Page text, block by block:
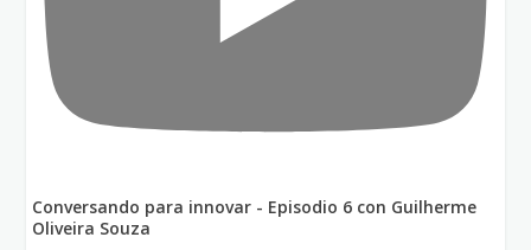
Conversando para innovar - Episodio 6 con Guilherme
Oliveira Souza